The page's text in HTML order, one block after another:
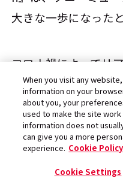
大きな一歩になった
コロナ禍によってリ
くなったことで、オ
する機会が増えまし
インのハイブリッド
れますし、オンライ
て新しい見せ方やデ
戦し、さらなるマネ
When you visit any
information on your
about you, your
used to make the site
information does not
can give you a more
experience. Cookie Policy
Cookie Settings